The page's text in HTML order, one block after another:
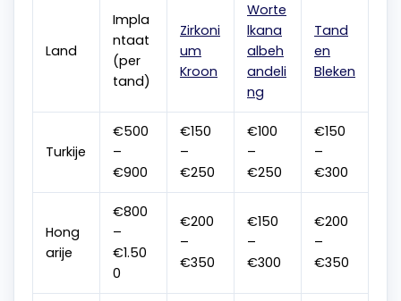
Land
Impla
ntaat
(per
tand)
Zirkoni
um
Kroon
Worte
lkana
albeh
andeli
ng
Tand
en
Bleken
Turkije
€500
–
€900
€150
–
€250
€100
–
€250
€150
–
€300
Hong
arije
€800
–
€1.50
0
€200
–
€350
€150
–
€300
€200
–
€350